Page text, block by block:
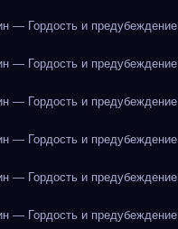
— Гордость и предубеждение
— Гордость и предубеждение
— Гордость и предубеждение
— Гордость и предубеждение
— Гордость и предубеждение
— Гордость и предубеждение